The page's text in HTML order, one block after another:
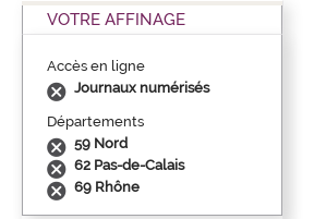
VOTRE AFFINAGE
Accès en ligne
Journaux numérisés
Départements
59 Nord
62 Pas-de-Calais
69 Rhône